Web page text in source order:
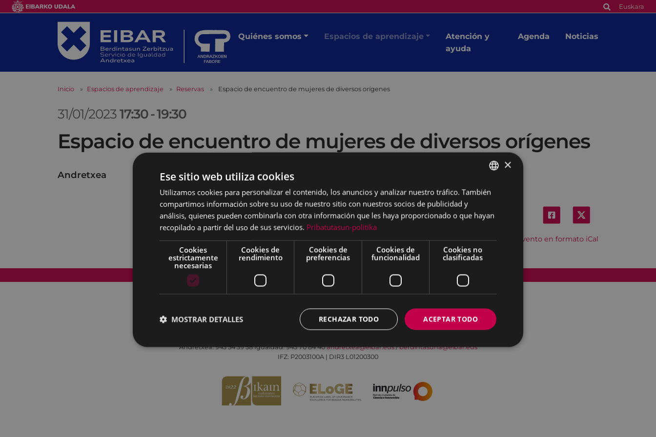
Euskara
Quiénes somos Espacios de aprendizaje
Atención y
ayuda
Agenda Noticias
Inicio Espacios de aprendizaje Reservas Espacio de encuentro de mujeres de diversos orígenes
31/01/202317:30-19:30
Espacio de encuentro de mujeres de diversos orígenes
Andretxea
Descargar el evento en formato iCal
Mapa del Sitio Aviso legal Política de cookies Contacto Accesibilidad
Todas las redes sociales del Ayuntamiento
Andretxea: 943 54 39 38Igualdad: 943 70 84 40andretxea@eibar.eus/berdintasuna@eibar.eus
IFZ: P2003100A | DIR3 L01200300
BASQUE
×
Ese sitio web utiliza cookies
Utilizamos cookies para personalizar el contenido, los anuncios y analizar nuestro tráfico. También
compartimos información sobre su uso de nuestro sitio con nuestros socios de publicidad y
análisis, quienes pueden combinarla con otra información que les haya proporcionado o que hayan
recopilado a partir del uso de sus servicios. Pribatutasun-politika
Cookies
estrictamente
necesarias
Cookies de
rendimiento
Cookies de
preferencias
Cookies de
funcionalidad
Cookies no
clasificadas
ACEPTAR TODO
RECHAZAR TODO
MOSTRAR DETALLES